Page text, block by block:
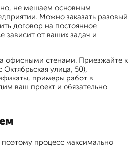
не мешаем основным
Можно заказать разовый
договор на постоянное
зависит от ваших задач и
офисными стенами. Приезжайте к
улица, 50),
примеры работ в
ваш проект и обязательно
процесс максимально